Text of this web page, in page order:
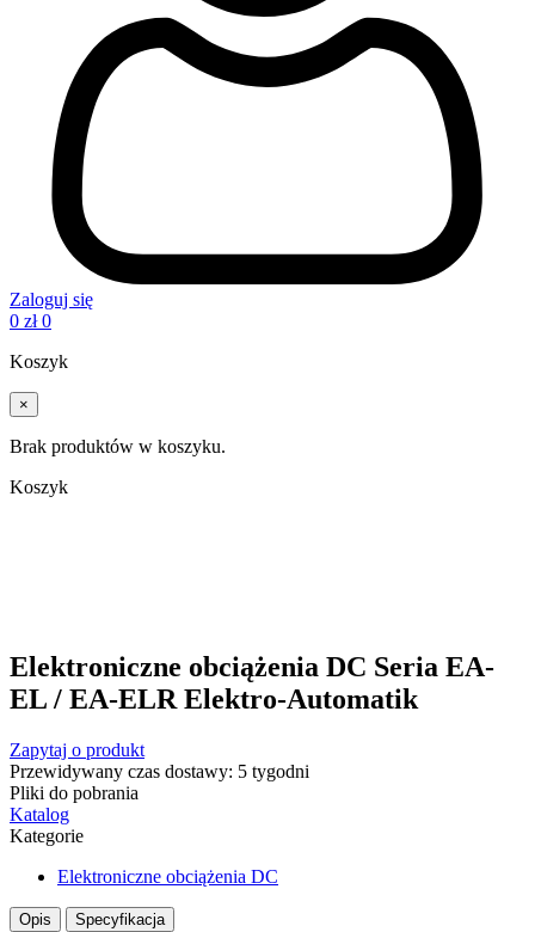
Zaloguj się
0 zł 0
Koszyk
×
Brak produktów w koszyku.
Koszyk
Elektroniczne obciążenia DC Seria EA-
EL / EA-ELR Elektro-Automatik
Zapytaj o produkt
Przewidywany czas dostawy: 5 tygodni
Pliki do pobrania
Katalog
Kategorie
Elektroniczne obciążenia DC
Opis Specyfikacja